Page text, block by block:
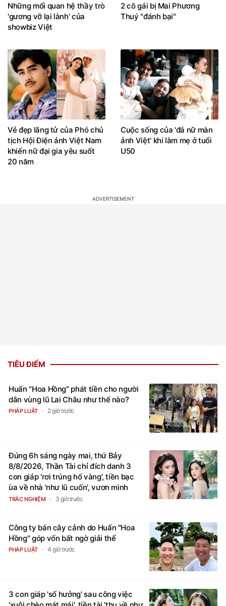
Những mối quan hệ thầy trò
'gương vỡ lại lành' của
showbiz Việt
2 cô gái bị Mai Phương
Thuý "đánh bại"
Vẻ đẹp lãng tử của Phó chủ
tịch Hội Điện ảnh Việt Nam
khiến nữ đại gia yêu suốt
20 năm
Cuộc sống của 'đả nữ màn
ảnh Việt' khi làm mẹ ở tuổi
U50
TIÊU ĐIỂM
Huấn "Hoa Hồng" phát tiền cho người
dân vùng lũ Lai Châu như thế nào?
PHÁP LUẬT 2 giờ trước
Đúng 6h sáng ngày mai, thứ Bảy
8/8/2026, Thần Tài chỉ đích danh 3
con giáp 'rơi trúng hố vàng', tiền bạc
ùa về nhà 'như lũ cuốn', vươn mình
thành đại gia trong phút chốc
TRẮC NGHIỆM 3 giờ trước
Công ty bán cây cảnh do Huấn "Hoa
Hồng" góp vốn bất ngờ giải thể
PHÁP LUẬT 4 giờ trước
3 con giáp 'số hưởng' sau công việc